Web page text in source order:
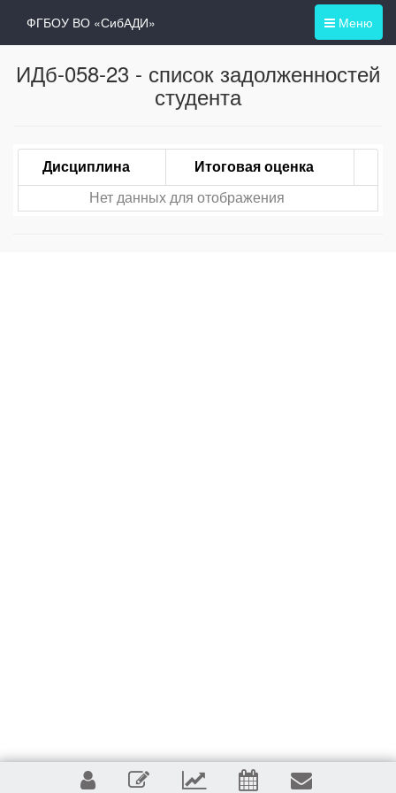
Меню
ФГБОУ ВО «СибАДИ»
ИДб-058-23 - список задолженностей
студента
Дисциплина Итоговая оценка
Нет данных для отображения